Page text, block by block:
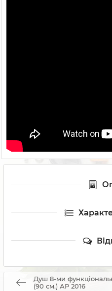
Душ 8-ми
(90 см.) АР 2016